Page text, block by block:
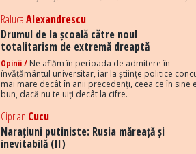
RalucaAlexandrescu
Drumul de la școală către noul
totalitarism de extremă dreaptă
Opinii / Ne aflăm în perioada de admitere în
învățământul universitar, iar la științe politice
mai mare decât în anii precedenți, ceea ce în sine
bun, dacă nu te uiți decât la cifre.
Ciprian Cucu
Narațiuni putiniste: Rusia măreață și
inevitabilă (II)